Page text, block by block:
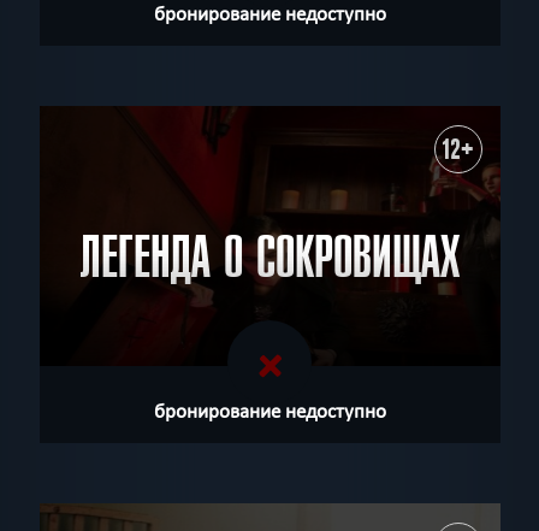
бронирование недоступно
12+
ЛЕГЕНДА О СОКРОВИЩАХ
бронирование недоступно